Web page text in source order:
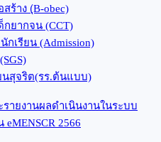
ร้าง (ฺB-obec)
ยากจน (CCT)
กเรียน (Admission)
นสุจริต(รร.ต้นแบบ)
รายงานผลดำเนินงานในระบบ
eMENSCR 2566